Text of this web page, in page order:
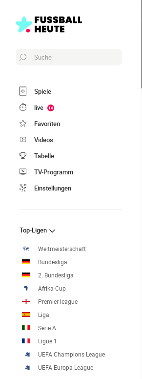
Suche
Spiele
live
14
Favoriten
Videos
Tabelle
TV-Programm
Einstellungen
Top-Ligen
Weltmeisterschaft
Bundesliga
2. Bundesliga
Afrika-Cup
Premier league
Liga
Serie A
Ligue 1
UEFA Champions League
UEFA Europa League